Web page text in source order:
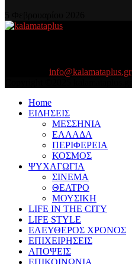
info@kalamataplus.gr
Home
ΕΙΔΗΣΕΙΣ
ΜΕΣΣΗΝΙΑ
ΕΛΛΑΔΑ
ΠΕΡΙΦΕΡΕΙΑ
ΚΟΣΜΟΣ
ΨΥΧΑΓΩΓΙΑ
ΣΙΝΕΜΑ
ΘΕΑΤΡΟ
ΜΟΥΣΙΚΗ
LIFE IN THE CITY
LIFE STYLE
ΕΛΕΥΘΕΡΟΣ ΧΡΟΝΟΣ
ΕΠΙΧΕΙΡΗΣΕΙΣ
ΑΠΟΨΕΙΣ
ΕΠΙΚΟΙΝΩΝΙΑ